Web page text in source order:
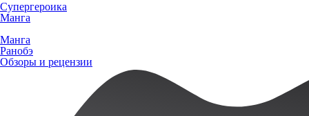
Супергероика
Манга
Манга
Ранобэ
Обзоры и рецензии